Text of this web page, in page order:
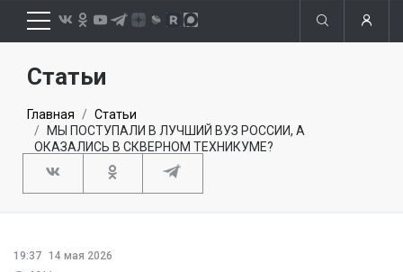
Статьи
Главная
Статьи
МЫ ПОСТУПАЛИ В ЛУЧШИЙ ВУЗ РОССИИ, А
ОКАЗАЛИСЬ В СКВЕРНОМ ТЕХНИКУМЕ?
19:37 14 мая 2026